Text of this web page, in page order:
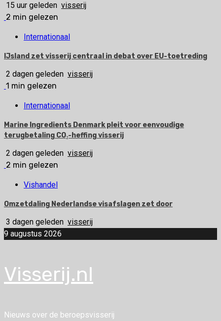
15 uur geleden visserij
2 min gelezen
Internationaal
IJsland zet visserij centraal in debat over EU-toetreding
2 dagen geleden visserij
1 min gelezen
Internationaal
Marine Ingredients Denmark pleit voor eenvoudige
terugbetaling CO₂-heffing visserij
2 dagen geleden visserij
2 min gelezen
Vishandel
Omzetdaling Nederlandse visafslagen zet door
3 dagen geleden visserij
9 augustus 2026
Visserij.nl
Nieuws over de beroepsvisserij